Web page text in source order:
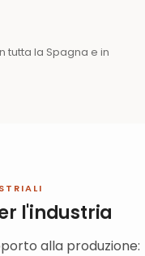
tutta la Spagna e in
l'industria
alla produzione: